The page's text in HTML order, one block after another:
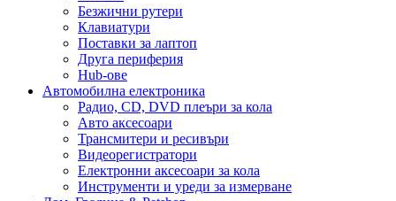
Безжични рутери
Клавиатури
Поставки за лаптоп
Друга периферия
Hub-ове
Автомобилна електроника
Радио, CD, DVD плеъри за кола
Авто аксесоари
Трансмитери и ресивъри
Видеорегистратори
Електронни аксесоари за кола
Инструменти и уреди за измерване